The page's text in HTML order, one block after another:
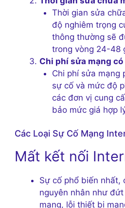
Thời gian sửa
độ nghiêm trọng
thông thường sẽ
trong vòng 24-48
Chi phí sửa mạng
Chi phí sửa mạng
sự cố và mức độ
các đơn vị cung
bảo mức giá hợp
Các Loại Sự Cố Mạng
Mất kết nối
Sự cố phổ biến nhất,
nguyên nhân như
mạng, lỗi thiết bị